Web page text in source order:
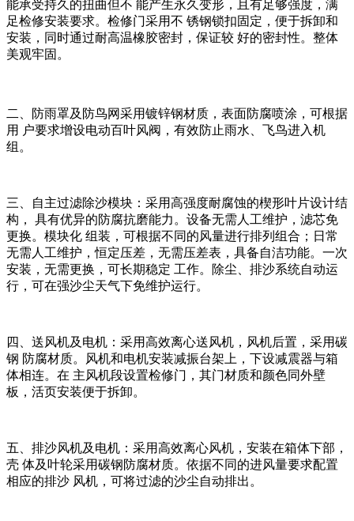
能承受持久的扭曲但不 能产生永久变形，且有足够强度，满
足检修安装要求。检修门采用不 锈钢锁扣固定，便于拆卸和
安装，同时通过耐高温橡胶密封，保证较 好的密封性。整体
美观牢固。
二、防雨罩及防鸟网采用镀锌钢材质，表面防腐喷涂，可根据
用 户要求增设电动百叶风阀，有效防止雨水、飞鸟进入机
组。
三、自主过滤除沙模块：采用高强度耐腐蚀的楔形叶片设计结
构， 具有优异的防腐抗磨能力。设备无需人工维护，滤芯免
更换。模块化 组装，可根据不同的风量进行排列组合；日常
无需人工维护，恒定压差，无需压差表，具备自洁功能。一次
安装，无需更换，可长期稳定 工作。除尘、排沙系统自动运
行，可在强沙尘天气下免维护运行。
四、送风机及电机：采用高效离心送风机，风机后置，采用碳
钢 防腐材质。风机和电机安装减振台架上，下设减震器与箱
体相连。在 主风机段设置检修门，其门材质和颜色同外壁
板，活页安装便于拆卸。
五、排沙风机及电机：采用高效离心风机，安装在箱体下部，
壳 体及叶轮采用碳钢防腐材质。依据不同的进风量要求配置
相应的排沙 风机，可将过滤的沙尘自动排出。